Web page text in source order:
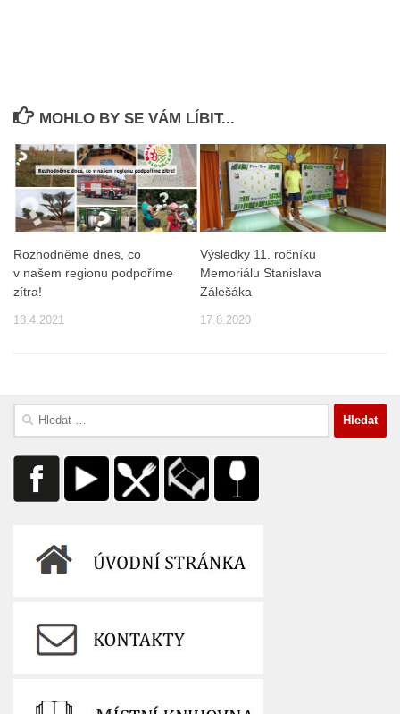
MOHLO BY SE VÁM LÍBIT...
Rozhodněme dnes, co
v našem regionu podpoříme
zítra!
18.4.2021
Výsledky 11. ročníku
Memoriálu Stanislava
Zálešáka
17.8.2020
Vyhledávání